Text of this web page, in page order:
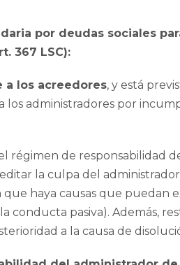
por deudas sociales
367 LSC):
a los acreedores, y está
administradores por
régimen de responsabilidad
la culpa del
haya causas que puedan
pasiva). Además,
a la causa de